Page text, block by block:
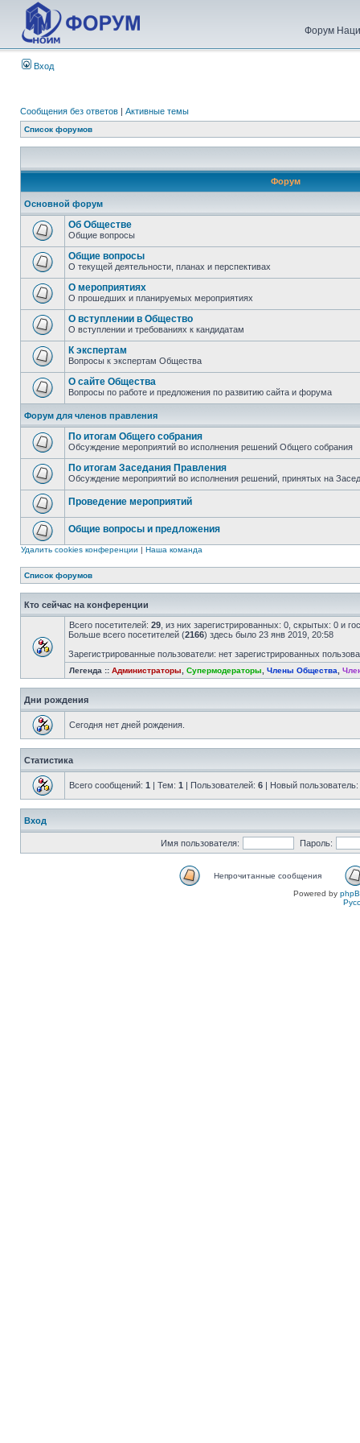
Форум
Вход
Сообщения без ответов | Активные темы
Список форумов
Форум
Основной форум
Об Обществе
Общие вопросы
Общие вопросы
О текущей деятельности, планах и перспективах
О мероприятиях
О прошедших и планируемых мероприятиях
О вступлении в Общество
О вступлении и требованиях к кандидатам
К экспертам
Вопросы к экспертам Общества
О сайте Общества
Вопросы по работе и предложения по развитию сайта и форума
Форум для членов правления
По итогам Общего собрания
Обсуждение мероприятий во исполнения решений Общего собрания
По итогам Заседания Правления
Обсуждение мероприятий во исполнения решений, принятых на
Проведение мероприятий
Общие вопросы и предложения
Удалить cookies конференции | Наша команда
Список форумов
Кто сейчас на конференции
Всего посетителей: 29 , из них зарегистрированных: 0, скрытых: 0 и
Больше всего посетителей (2166) здесь было 23 янв 2019, 20:58
Зарегистрированные пользователи: нет зарегистрированных
Легенда :: Администраторы Супермодераторы Члены Общества
Дни рождения
Сегодня нет дней рождения.
Статистика
Всего сообщений: 1 | Тем: 1 | Пользователей: 6 | Новый пользователь:
Вход
Имя пользователя: Пароль:
Непрочитанные сообщения
Powered by